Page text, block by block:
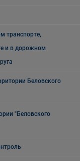
транспорте,
и в дорожном
Беловского
"Беловского